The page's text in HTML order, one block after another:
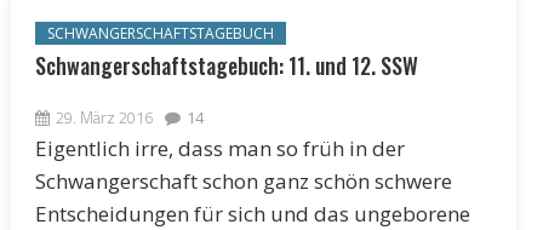
SCHWANGERSCHAFTSTAGEBUCH
Schwangerschaftstagebuch: 11. und 12. SSW
29. März 2016 14
Eigentlich irre, dass man so früh in der
Schwangerschaft schon ganz schön schwere
Entscheidungen für sich und das ungeborene